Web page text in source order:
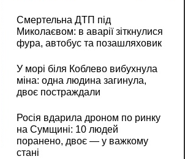
Смертельна ДТП під
Миколаєвом: в аварії зіткнулися
фура, автобус та позашляховик
У морі біля Коблево вибухнула
міна: одна людина загинула,
двоє постраждали
Росія вдарила дроном по ринку
на Сумщині: 10 людей
поранено, двоє — у важкому
стані